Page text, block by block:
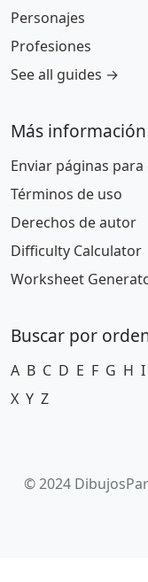
Personajes
Profesiones
See all guides →
Más información
Enviar páginas
Términos de uso
Derechos de autor
Difficulty Calculator
Worksheet
Buscar por
A B C D E F G H I
X Y Z
© 2024